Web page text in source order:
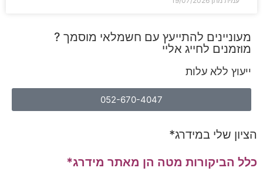
מעוניינים להתייעץ עם חשמלאי מוסמך ?
מוזמנים לחייג אליי
ייעוץ ללא עלות
052-670-4047
הציון שלי במידרג*
כלל הביקורות מטה הן מאתר מידרג*